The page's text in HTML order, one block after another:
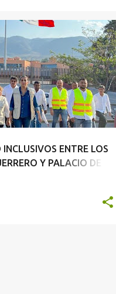
ENTRE LOS
Y PALACIO DE